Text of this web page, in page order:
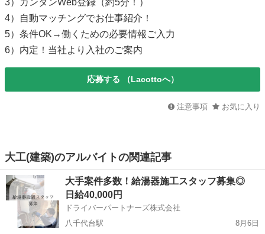
3）カンタンWeb登録（約5分！）
4）自動マッチングでお仕事紹介！
5）条件OK→働くための必要情報ご入力
6）内定！当社より入社のご案内
応募する （Lacottoへ）
注意事項 お気に入り
大工(建築)のアルバイトの関連記事
大手案件多数！給湯器施工スタッフ募集◎
日給40,000円
ドライバーパートナーズ株式会社
八千代台駅
8月6日